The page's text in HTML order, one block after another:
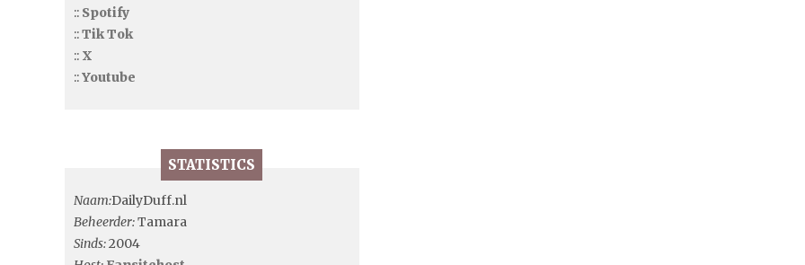
:: Spotify
::Tik Tok
:: X
::Youtube
STATISTICS
Naam:DailyDuff.nl
Beheerder:Tamara
Sinds:2004